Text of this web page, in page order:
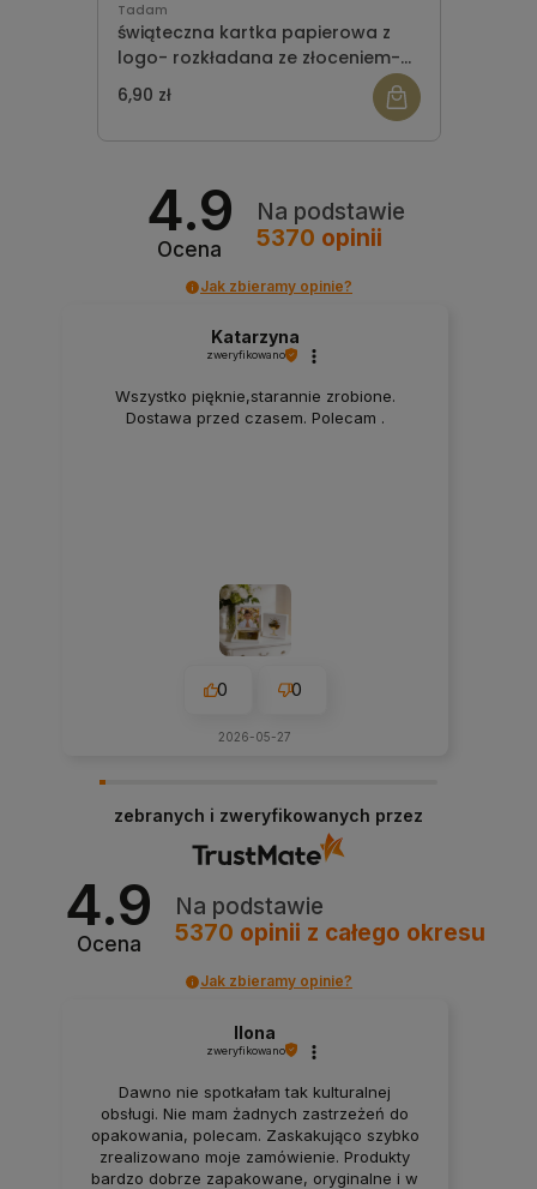
Tadam
świąteczna kartka papierowa z
logo- rozkładana ze złoceniem-
wzór 20
6,90 zł
4.9
Ocena
Na podstawie
5370 opinii
Jak zbieramy opinie?
Katarzyna
zweryfikowano
Wszystko pięknie,starannie zrobione.
Dostawa przed czasem. Polecam .
0 0
2026-05-27
zebranych i zweryfikowanych przez
4.9
Ocena
Na podstawie
5370 opinii z całego okresu
Jak zbieramy opinie?
Ilona
zweryfikowano
Dawno nie spotkałam tak kulturalnej
obsługi. Nie mam żadnych zastrzeżeń do
opakowania, polecam. Zaskakująco szybko
zrealizowano moje zamówienie. Produkty
bardzo dobrze zapakowane, oryginalne i w